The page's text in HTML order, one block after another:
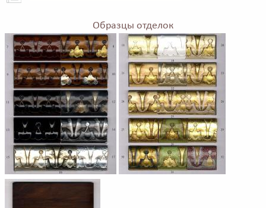
Образцы отделок